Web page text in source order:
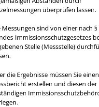
überprüfen lassen.
Messungen sind von einer nach §
Immissionsschutzgesetzes
Stelle (Messstelle)
die Ergebnisse müssen Sie einen
erstellen und diesen der